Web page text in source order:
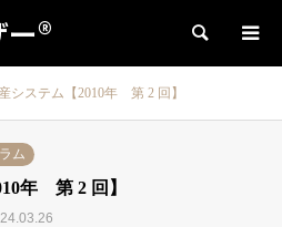
® 検索
システム【2010年 第 2 回】
ム
年 第 2 回】